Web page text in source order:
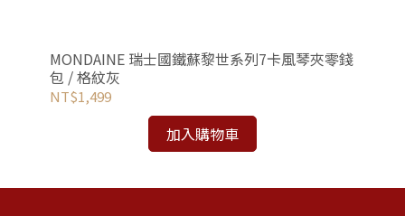
MONDAINE 瑞士國鐵蘇黎世系列7卡風琴夾零錢
包 / 格紋灰
NT$1,499
加入購物車